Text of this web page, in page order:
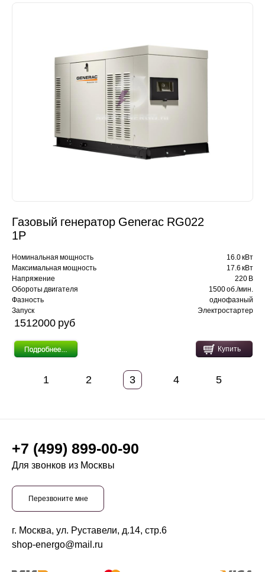
Газовый генератор Generac RG022
1P
Номинальная мощность
16.0 кВт
Максимальная мощность
17.6 кВт
Напряжение
220 В
Обороты двигателя
1500 об./мин.
Фазность
однофазный
Запуск
Электростартер
1512000 pуб
Купить
1 2 3 4 5
+7 (499) 899-00-90
Для звонков из Москвы
Перезвоните мне
г. Москва, ул. Руставели, д.14, стр.6
shop-energo@mail.ru